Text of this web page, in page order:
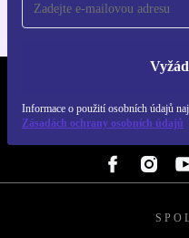
Informace o použití osobních údajů
Zásadách ochrany osobních údajů